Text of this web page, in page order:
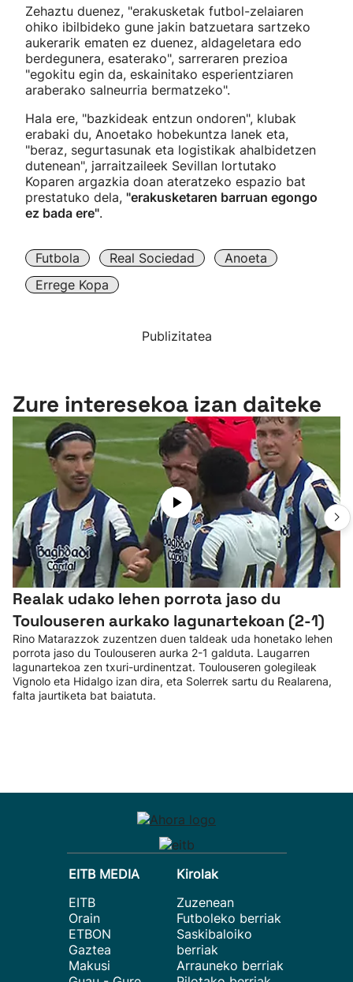
Zehaztu duenez, "erakusketak futbol-zelaiaren
ohiko ibilbideko gune jakin batzuetara sartzeko
aukerarik ematen ez duenez, aldageletara edo
berdegunera, esaterako", sarreraren prezioa
"egokitu egin da, eskainitako esperientziaren
araberako salneurria bermatzeko".
Hala ere, "bazkideak entzun ondoren", klubak
erabaki du, Anoetako hobekuntza lanek eta,
"beraz, segurtasunak eta logistikak ahalbidetzen
dutenean", jarraitzaileek Sevillan lortutako
Koparen argazkia doan ateratzeko espazio bat
prestatuko dela, "erakusketaren barruan egongo
ez bada ere".
Futbola Real Sociedad
Anoeta
Errege Kopa
Publizitatea
Zure interesekoa izan daiteke
Realak udako lehen porrota jaso du
Toulouseren aurkako lagunartekoan (2-1)
Rino Matarazzok zuzentzen duen taldeak uda honetako lehen
porrota jaso du Toulouseren aurka 2-1 galduta. Laugarren
lagunartekoa zen txuri-urdinentzat. Toulouseren golegileak
Vignolo eta Hidalgo izan dira, eta Solerrek sartu du Realarena,
falta jaurtiketa bat baiatuta.
EITB MEDIA
EITB
Orain
ETBON
Gaztea
Makusi
Kirolak
Zuzenean
Futboleko berriak
Saskibaloiko
berriak
Arrauneko berriak